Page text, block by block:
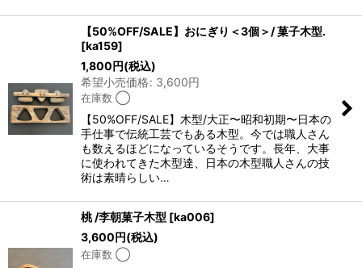
【50%OFF/SALE】おにぎり＜3個＞/ 菓子木型.
[ka159]
1,800円(税込)
希望小売価格: 3,600円
在庫数 ◯
【50%OFF/SALE】木型/大正〜昭和初期〜日本の
手仕事で伝統工芸でもある木型。今では職人さん
も数えるほどになっているそうです。長年、大事
に使われてきた木型達、日本の木型職人さんの技
術は素晴らしい…
桃 /李朝菓子木型 [ka006]
3,600円(税込)
在庫数 ◯